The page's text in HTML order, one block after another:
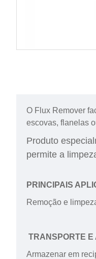
O Flux Remover
escovas, flanelas
Produto
permite a
PRINCIPAIS
Remoção e
TRANSPORTE E
Armazenar em